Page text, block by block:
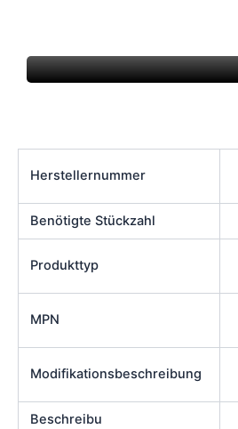
Herstellernummer
Benötigte Stückzahl
Produkttyp
MPN
Modifikationsbeschreibung
Beschreibu